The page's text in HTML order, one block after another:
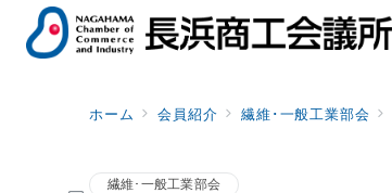
ホーム 会員紹介 繊維･一般工業部会
繊維･一般工業部会